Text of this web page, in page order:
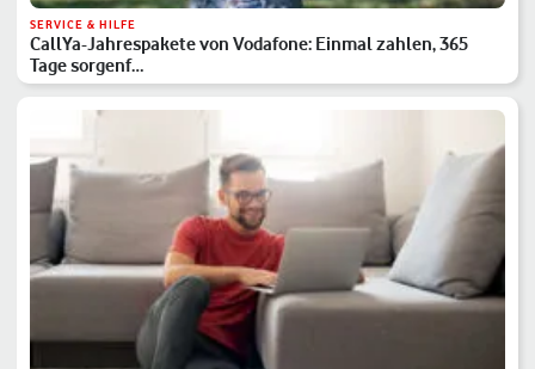
SERVICE & HILFE
CallYa-Jahrespakete von Vodafone: Einmal zahlen, 365
Tage sorgenf…